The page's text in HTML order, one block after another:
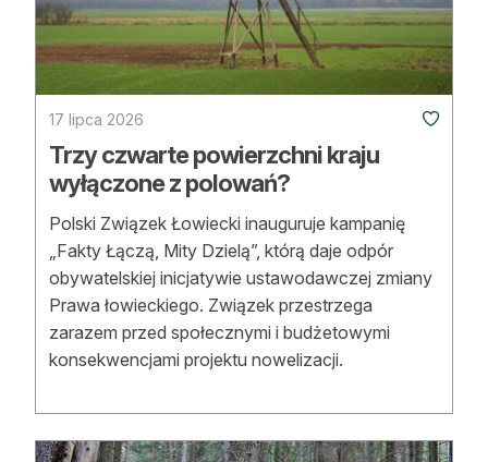
Strefa eksperta
Auto do lasu
Dla drwala
Leśnik na zakupach
Z zagranicy
Edukacja
Lasy prywatne
O nas
100 lat „Lasu Polskiego”
17 lipca 2026
Trzy czwarte powierzchni kraju
wyłączone z polowań?
Polski Związek Łowiecki inauguruje kampanię
„Fakty Łączą, Mity Dzielą”, którą daje odpór
obywatelskiej inicjatywie ustawodawczej zmiany
Prawa łowieckiego. Związek przestrzega
zarazem przed społecznymi i budżetowymi
konsekwencjami projektu nowelizacji.